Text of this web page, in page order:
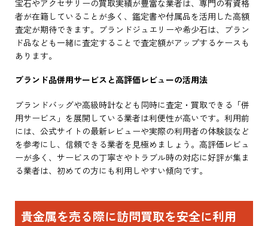
宝石やアクセサリーの買取実績が豊富な業者は、専門の有資格
者が在籍していることが多く、鑑定書や付属品を活用した高額
査定が期待できます。ブランドジュエリーや希少石は、ブラン
ド品なども一緒に査定することで査定額がアップするケースも
あります。
ブランド品併用サービスと高評価レビューの活用法
ブランドバッグや高級時計なども同時に査定・買取できる「併
用サービス」を展開している業者は利便性が高いです。利用前
には、公式サイトの最新レビューや実際の利用者の体験談など
を参考にし、信頼できる業者を見極めましょう。高評価レビュ
ーが多く、サービスの丁寧さやトラブル時の対応に好評が集ま
る業者は、初めての方にも利用しやすい傾向です。
貴金属を売る際に訪問買取を安全に利用